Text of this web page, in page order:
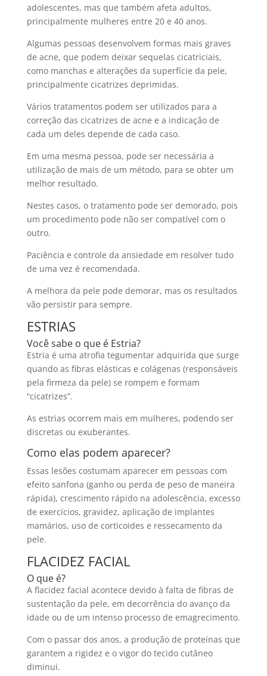
adolescentes, mas que também afeta adultos,
principalmente mulheres entre 20 e 40 anos.
Algumas pessoas desenvolvem formas mais graves
de acne, que podem deixar sequelas cicatriciais,
como manchas e alterações da superfície da pele,
principalmente cicatrizes deprimidas.
Vários tratamentos podem ser utilizados para a
correção das cicatrizes de acne e a indicação de
cada um deles depende de cada caso.
Em uma mesma pessoa, pode ser necessária a
utilização de mais de um método, para se obter um
melhor resultado.
Nestes casos, o tratamento pode ser demorado, pois
um procedimento pode não ser compatível com o
outro.
Paciência e controle da ansiedade em resolver tudo
de uma vez é recomendada.
A melhora da pele pode demorar, mas os resultados
vão persistir para sempre.
ESTRIAS
Você sabe o que é Estria?
Estria é uma atrofia tegumentar adquirida que surge
quando as fibras elásticas e colágenas (responsáveis
pela firmeza da pele) se rompem e formam
“cicatrizes”.
As estrias ocorrem mais em mulheres, podendo ser
discretas ou exuberantes.
Como elas podem aparecer?
Essas lesões costumam aparecer em pessoas com
efeito sanfona (ganho ou perda de peso de maneira
rápida), crescimento rápido na adolescência, excesso
de exercícios, gravidez, aplicação de implantes
mamários, uso de corticoides e ressecamento da
pele.
FLACIDEZ FACIAL
O que é?
A flacidez facial acontece devido à falta de fibras de
sustentação da pele, em decorrência do avanço da
idade ou de um intenso processo de emagrecimento.
Com o passar dos anos, a produção de proteínas que
garantem a rigidez e o vigor do tecido cutâneo
diminui.